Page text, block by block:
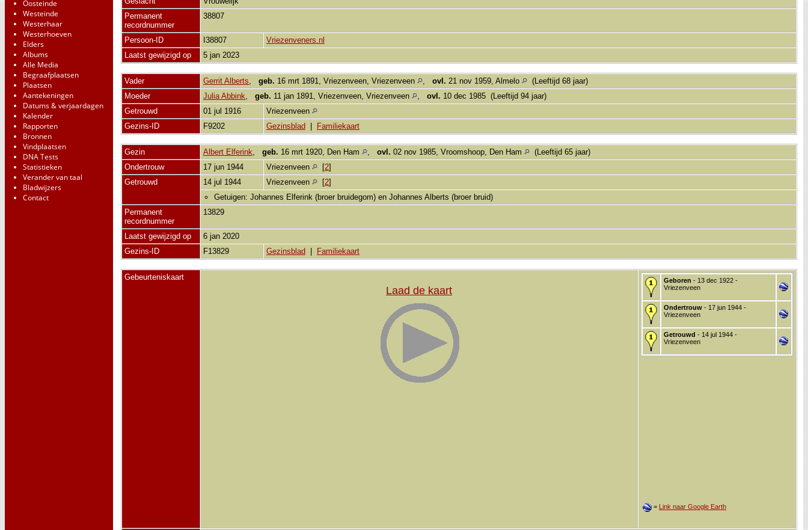
Oosteinde
Westeinde
Westerhaar
Westerhoeven
Elders
Albums
Alle Media
Begraafplaatsen
Plaatsen
Aantekeningen
Datums & verjaardagen
Kalender
Rapporten
Bronnen
Vindplaatsen
DNA Tests
Statistieken
Verander van taal
Bladwijzers
Contact
Permanent
recordnummer
38807
Persoon-ID I38807
Vriezenveners.nl
Laatst gewijzigd op
5 jan 2023
Vader Gerrit Alberts, geb. 16 mrt 1891, Vriezenveen, Vriezenveen , ovl. 21 nov 1959, Almelo
(Leeftijd 68 jaar)
Moeder
Julia Abbink, geb. 11 jan 1891, Vriezenveen, Vriezenveen , ovl. 10 dec 1985 (Leeftijd 94 jaar)
Getrouwd
01 jul 1916
Vriezenveen
Gezins-ID
F9202 Gezinsblad Familiekaart
Gezin Albert Elferink, geb. 16 mrt 1920, Den Ham , ovl. 02 nov 1985, Vroomshoop, Den Ham
(Leeftijd 65 jaar)
Ondertrouw
17 jun 1944 Vriezenveen [2]
Getrouwd
14 jul 1944 Vriezenveen [2]
Getuigen: Johannes Elferink (broer bruidegom) en Johannes Alberts (broer bruid)
Permanent
recordnummer
13829
Laatst gewijzigd op
6 jan 2020
Gezins-ID
F13829 Gezinsblad Familiekaart
Gebeurteniskaart
Laad de kaart
Geboren - 13 dec 1922 -
Vriezenveen
Ondertrouw - 17 jun 1944 -
Vriezenveen
Getrouwd - 14 jul 1944 -
Vriezenveen
= Link naar Google Earth